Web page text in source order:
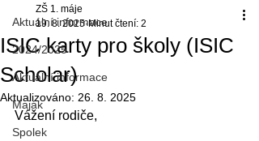
Aktuální informace
2024/2025
Aktuální informace
Maják
Spolek
ISIC karty pro školy (ISIC
Scholar)
ZŠ 1. máje
19. 8. 2025 Minut čtení: 2
Aktualizováno: 26. 8. 2025
Vážení rodiče,